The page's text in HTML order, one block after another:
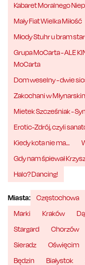
Kabaret Moralnego
Mały Fiat Wielka Miłość
Młody Stuhr u bram
Grupa MoCarta - ALE
MoCarta
Dom weselny - dwie
Zakochani w
Mietek Szcześniak -
Erotic-Zdrój, czyli
Kiedy kota nie ma…
Gdy nam śpiewał
Halo? Dancing!
Miasta: Częstochowa
Marki
Kraków
Stargard
Chorzów
Sieradz
Oświęcim
Będzin
Białystok